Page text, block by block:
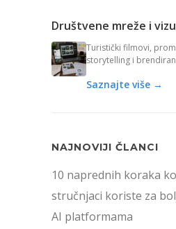
Društvene mreže i
Turistički filmovi,
storytelling i
Saznajte više →
NAJNOVIJI ČLANCI
10 naprednih koraka
stručnjaci koriste za
AI platformama